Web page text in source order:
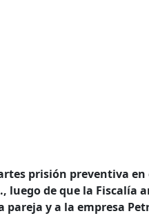
prisión preventiva en
luego de que la
pareja y a la empresa